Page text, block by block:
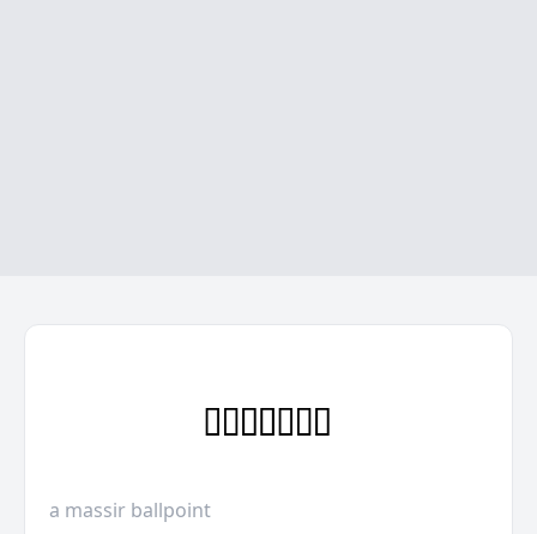
a massir ballpoint